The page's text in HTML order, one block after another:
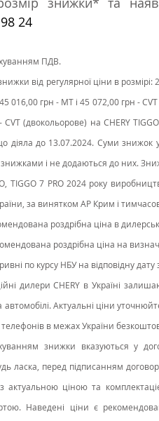
24
ПДВ.
від регулярної ціни в розмірі:
016,00 грн - MT і 45 072,00 грн -
(двокольорове) на CHERY
діяла до 13.07.2024. Суми знижок
і не додаються до них.
TIGGO 7 PRO 2024 року
за винятком АР Крим і
роздрібна ціна в
роздрібна ціна на
по курсу НБУ на відповідну дату
дилери CHERY в Україні
Актуальні ціни
в межах України
знижки вказуються у
ласка, перед підписанням
актуальною ціною та
Наведені ціни є